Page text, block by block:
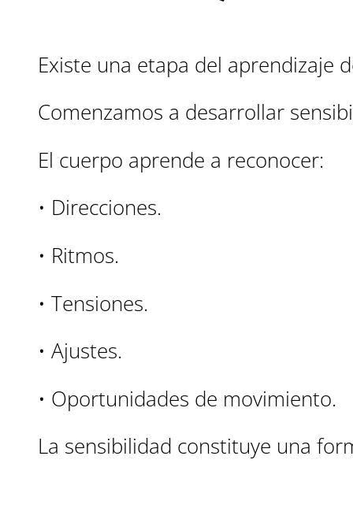
Existe una etapa del aprendizaje
Comenzamos a desarrollar
El cuerpo aprende a reconocer:
• Direcciones.
• Ritmos.
• Tensiones.
• Ajustes.
• Oportunidades de movimiento.
La sensibilidad constituye una